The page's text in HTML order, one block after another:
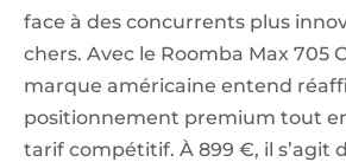
face à des concurrents plus
chers. Avec le Roomba Max 705
marque américaine entend
positionnement premium tout
tarif compétitif. À 899 €, il s’agit